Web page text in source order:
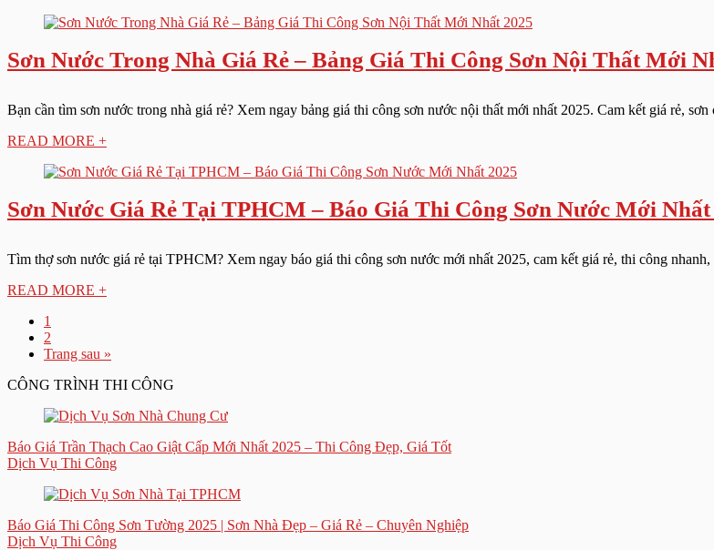
Sơn Nước Trong Nhà Giá Rẻ – Bảng Giá Thi Công Sơn Nội Thất Mới
Bạn cần tìm sơn nước trong nhà giá rẻ? Xem ngay bảng giá thi công sơn nước nội thất mới nhất 2025. Cam kết giá rẻ,
READ MORE +
Sơn Nước Giá Rẻ Tại TPHCM – Báo Giá Thi Công Sơn Nước Mới Nhất
Tìm thợ sơn nước giá rẻ tại TPHCM? Xem ngay báo giá thi công sơn nước mới nhất 2025, cam kết giá rẻ, thi công
READ MORE +
1
2
Trang sau »
CÔNG TRÌNH THI CÔNG
Báo Giá Trần Thạch Cao Giật Cấp Mới Nhất 2025 – Thi Công Đẹp, Giá Tốt
Dịch Vụ Thi Công
Báo Giá Thi Công Sơn Tường 2025 | Sơn Nhà Đẹp – Giá Rẻ – Chuyên Nghiệp
Dịch Vụ Thi Công